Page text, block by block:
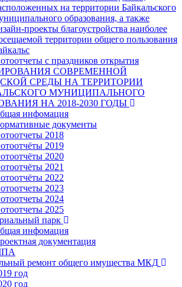
на территории Байкальского
образования, а также
проекты благоустройства наиболее
территории общего пользования
с праздников открытия
СОВРЕМЕННОЙ
СРЕДЫ НА ТЕРРИТОРИИ
МУНИЦИПАЛЬНОГО
НА 2018-2030 ГОДЫ
инфомация
документы
2018
2019
2020
2021
2022
2023
2024
2025
парк
инфомация
документация
ремонт общего имущества МКД
год
год